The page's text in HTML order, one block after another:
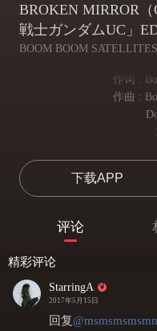
BROKEN MIRROR
戦士ガンダムUC」
BOOM BOOM SATELLITES
作词 :
作曲 :
没有
只
你便
Who's
下载APP
评论
精彩评论
StarringA
2017年5月15日
回复@